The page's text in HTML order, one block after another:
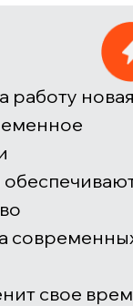
работу новая
свое